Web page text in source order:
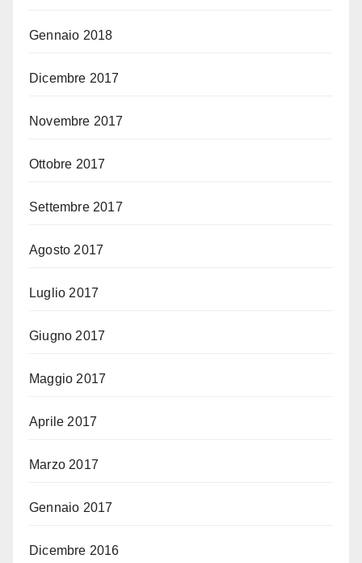
Gennaio 2018
Dicembre 2017
Novembre 2017
Ottobre 2017
Settembre 2017
Agosto 2017
Luglio 2017
Giugno 2017
Maggio 2017
Aprile 2017
Marzo 2017
Gennaio 2017
Dicembre 2016